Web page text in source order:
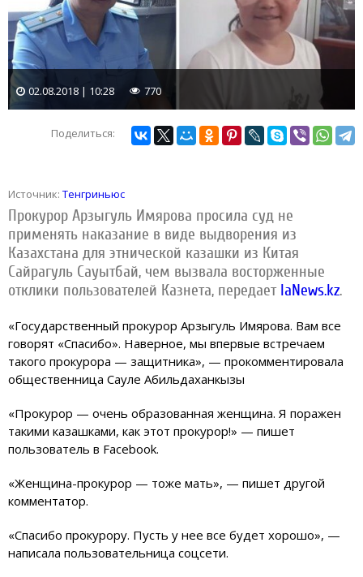
02.08.2018 | 10:28 770
Поделиться:
Источник: Тенгриньюс
Прокурор Арзыгуль Имярова просила суд не
применять наказание в виде выдворения из
Казахстана для этнической казашки из Китая
Сайрагуль Сауытбай, чем вызвала восторженные
отклики пользователей Казнета, передает IaNews.kz.
«Государственный прокурор Арзыгуль Имярова. Вам все
говорят «Спасибо». Наверное, мы впервые встречаем
такого прокурора — защитника», — прокомментировала
общественница Сауле Абильдаханкызы
«Прокурор — очень образованная женщина. Я поражен
такими казашками, как этот прокурор!» — пишет
пользователь в Facebook.
«Женщина-прокурор — тоже мать», — пишет другой
комментатор.
«Спасибо прокурору. Пусть у нее все будет хорошо», —
написала пользовательница соцсети.